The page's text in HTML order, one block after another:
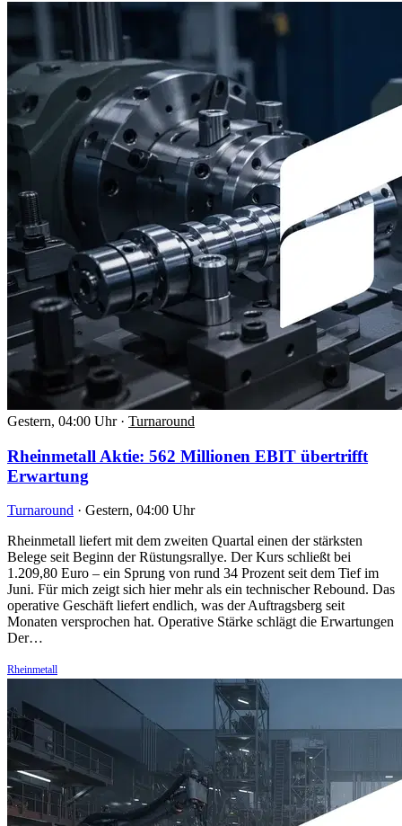
Gestern, 04:00 Uhr · Turnaround
Rheinmetall Aktie: 562 Millionen EBIT übertrifft
Erwartung
Turnaround · Gestern, 04:00 Uhr
Rheinmetall liefert mit dem zweiten Quartal einen der stärksten
Belege seit Beginn der Rüstungsrallye. Der Kurs schließt bei
1.209,80 Euro – ein Sprung von rund 34 Prozent seit dem Tief im
Juni. Für mich zeigt sich hier mehr als ein technischer Rebound. Das
operative Geschäft liefert endlich, was der Auftragsberg seit
Monaten versprochen hat. Operative Stärke schlägt die Erwartungen
Der…
Rheinmetall